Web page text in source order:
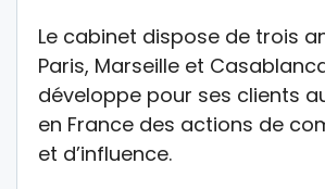
Le cabinet dispose de trois
Paris, Marseille et
développe pour ses clients
en France des actions de
et d’influence.